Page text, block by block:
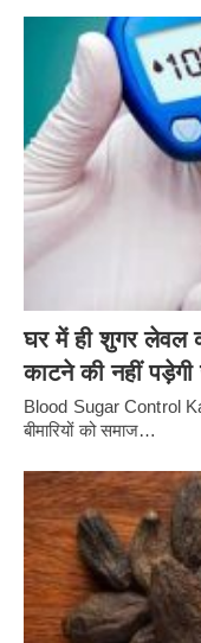
घर में ही शुगर लेवल
काटने की नहीं
Blood Sugar Control
बीमारियों को समाज…